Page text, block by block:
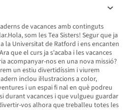
de vacances amb continguts
som les Tea Sisters! Segur que ja
la Universitat de Ratford i ens encanten
que el curs ja s'acaba i les vacances
acompanyar-nos en una nova missió?
un estiu divertidíssim i viurem
inclou il·lustracions a color,
i un espai fi nal en què podreu
durant vacances i que vulgueu guardar
vos alhora que treballeu totes les